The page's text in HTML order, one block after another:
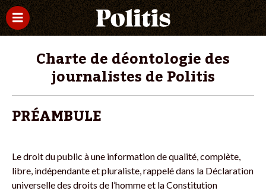
Charte de déontologie des
journalistes de Politis
PRÉAMBULE
Le droit du public à une information de qualité, complète,
libre, indépendante et pluraliste, rappelé dans la Déclaration
universelle des droits de l’homme et la Constitution